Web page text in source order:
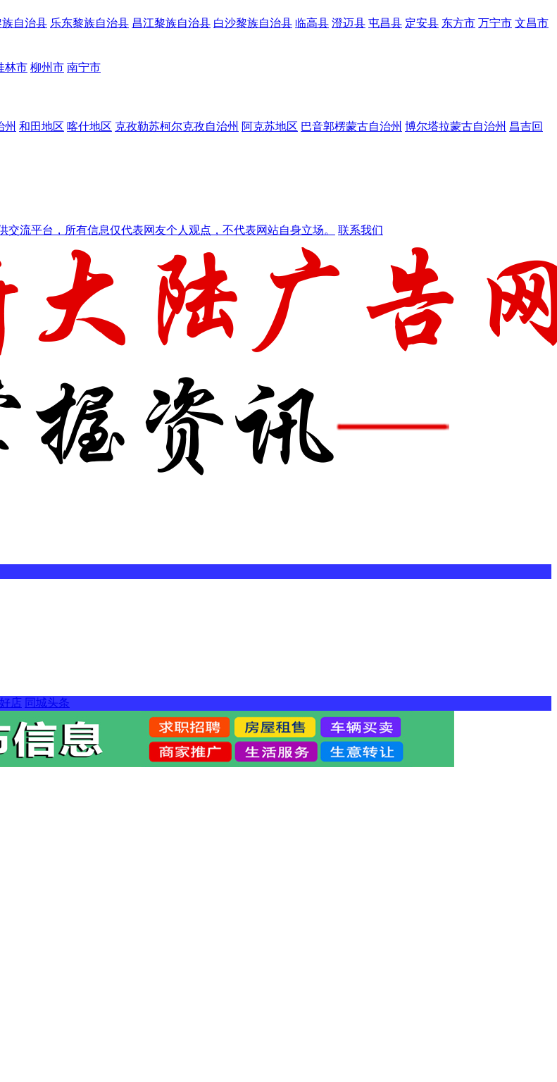
族自治县 乐东黎族自治县 昌江黎族自治县 白沙黎族自治县 临高县 澄迈县 屯昌县 定安县 东方市 万宁市 文昌市
林市 柳州市 南宁市
州 和田地区 喀什地区 克孜勒苏柯尔克孜自治州 阿克苏地区 巴音郭楞蒙古自治州 博尔塔拉蒙古自治州 昌吉回
交流平台，所有信息仅代表网友个人观点，不代表网站自身立场。 联系我们
店 同城头条